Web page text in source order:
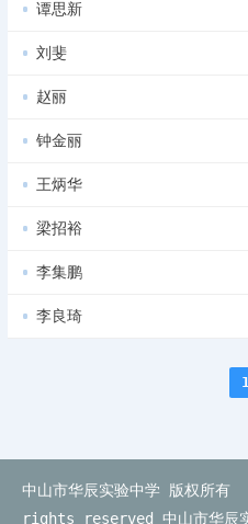
谭思新
刘斐
赵丽
钟金丽
王炳华
梁招裕
李集鹏
李良琦
中山市华辰实验中学 版权所
rights reserved 中山市华辰